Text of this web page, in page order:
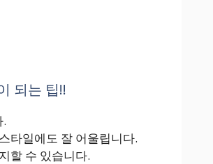
되는 팁!!
타일에도 잘 어울립니다.
할 수 있습니다.